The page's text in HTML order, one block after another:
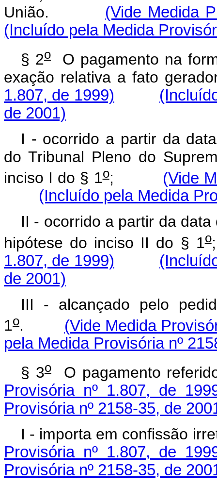
União. (Vide Medida
(Incluído pela Medida
§ 2oO pagamento na
exação relativa a fato
1.807, de 1999)
de 2001)
I - ocorrido a partir da
do Tribunal Pleno do
inciso I do § 1o; (Vide
(Incluído pela Medida
II - ocorrido a partir da
hipótese do inciso II do § 1o
1.807, de 1999)
de 2001)
III - alcançado pelo
1o. (Vide Medida
pela Medida Provisória nº
§ 3oO pagamento
Provisória nº 1.807, de
Provisória nº 2158-35, de
I - importa em
Provisória nº 1.807, de
Provisória nº 2158-35, de